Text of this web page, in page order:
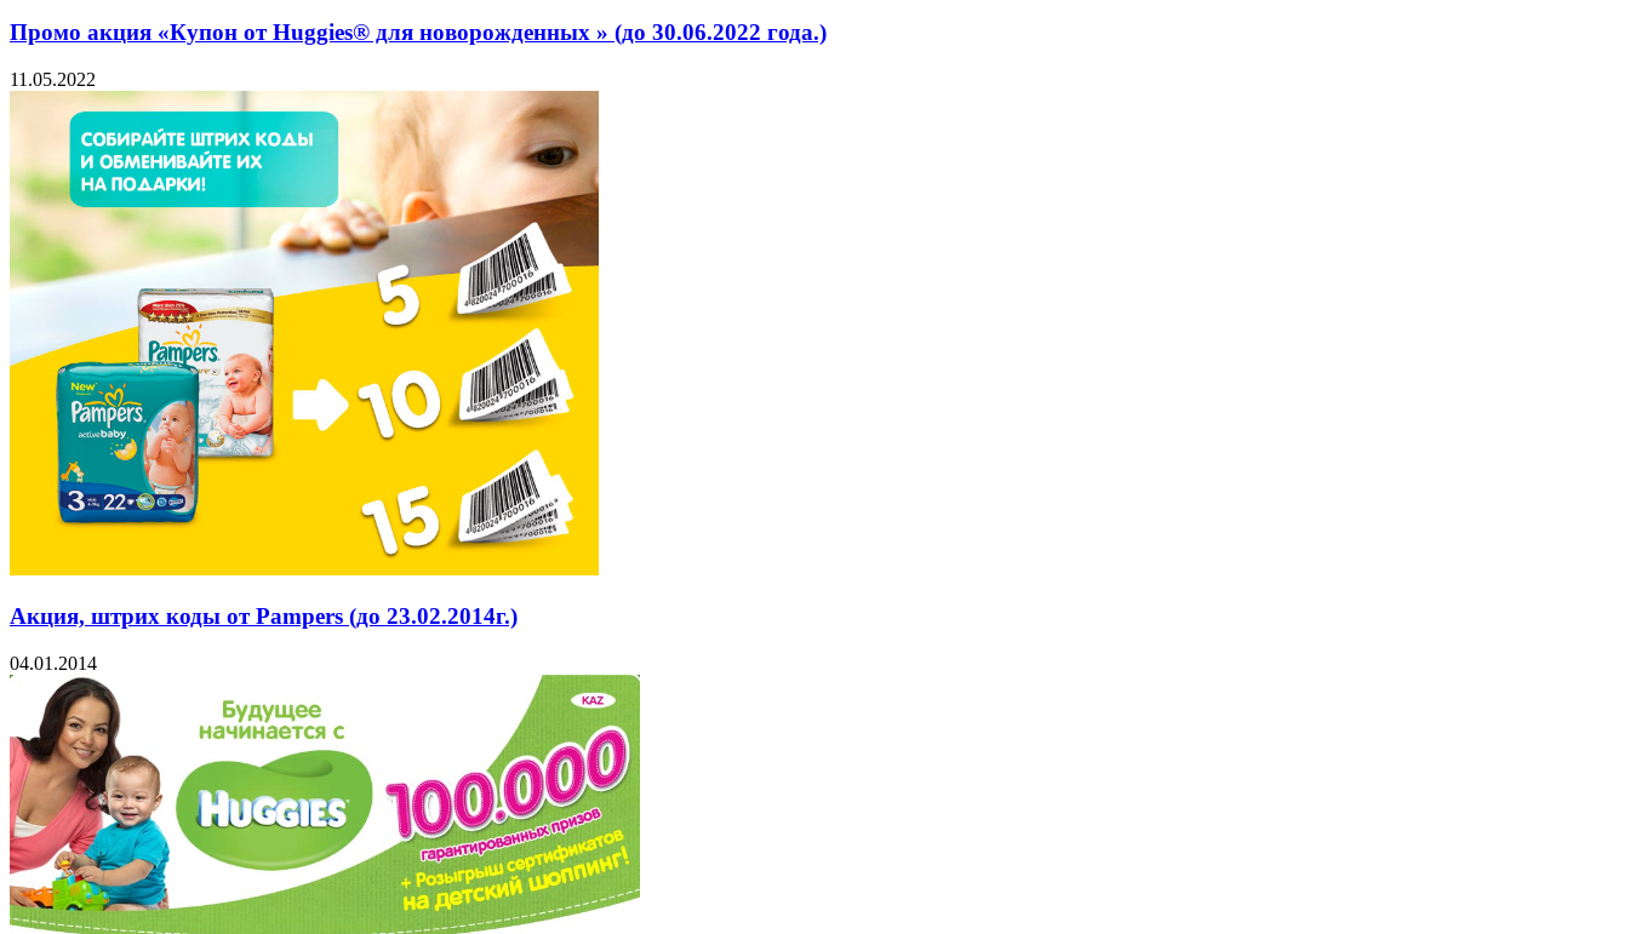
Промо акция «Купон от Huggies® для новорожденных » (до 30.06.2022 года.)
11.05.2022
Акция, штрих коды от Pampers (до 23.02.2014г.)
04.01.2014